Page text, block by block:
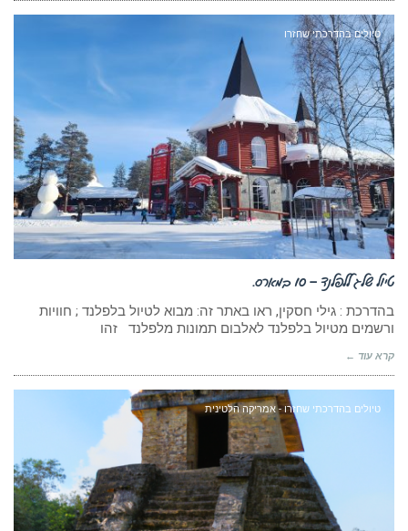
טיולים בהדרכתי שחזרו
טיול שלג ללפלנד – 10 במארס.
בהדרכת : גילי חסקין, ראו באתר זה: מבוא לטיול בלפלנד ; חוויות
ורשמים מטיול בלפלנד לאלבום תמונות מלפלנד זהו
קרא עוד ←
טיולים בהדרכתי שחזרו - אמריקה הלטינית